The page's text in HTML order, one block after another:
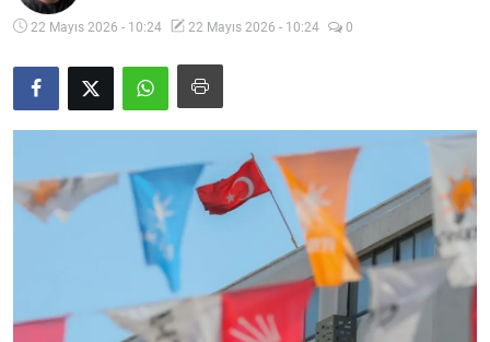
Makaleler
Galeri
Video
Yazarlar
22 Mayıs 2026 - 10:24 22 Mayıs 2026 - 10:24 0